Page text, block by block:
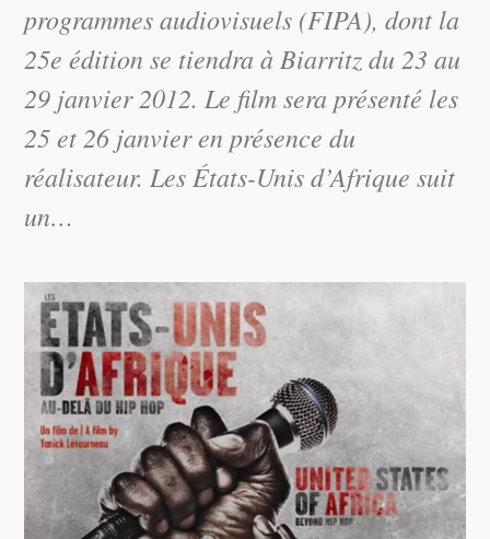
programmes audiovisuels (FIPA), dont la
25e édition se tiendra à Biarritz du 23 au
29 janvier 2012. Le film sera présenté les
25 et 26 janvier en présence du
réalisateur. Les États-Unis d’Afrique suit
un…